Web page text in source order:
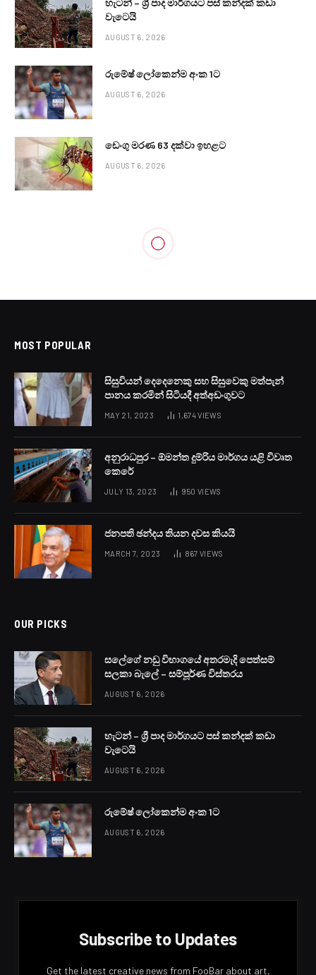
වැටෙයි
AUGUST 6, 2026
රුමේෂ් ලෝකෙන්ම අංක 1ට
AUGUST 6, 2026
ඩෙංගු මරණ 63 දක්වා ඉහළට
AUGUST 6, 2026
MOST POPULAR
සිසුවියන් දෙදෙනෙකු සහ සිසුවෙකු මත්පැන්
පානය කරමින් සිටියදී අත්අඩංගුවට
MAY 21, 2023 1,674VIEWS
අනුරාධපුර – ඕමන්ත දුම්රිය මාර්ගය යළි විවෘත
කෙරේ
JULY 13, 2023 950 VIEWS
ජනපති ඡන්දය තියන දවස කියයි
MARCH 7, 2023 867 VIEWS
OUR PICKS
සලේගේ නඩු විභාගයේ අතරමැදි පෙත්සම්
සලකා බැලේ – සම්පූර්ණ විස්තරය
AUGUST 6, 2026
හැටන් – ශ්‍රී පාද මාර්ගයට පස් කන්දක් කඩා
වැටෙයි
AUGUST 6, 2026
රුමේෂ් ලෝකෙන්ම අංක 1ට
AUGUST 6, 2026
Subscribe to Updates
Get the latest creative news from FooBar about art,